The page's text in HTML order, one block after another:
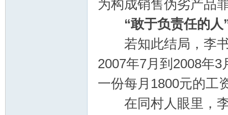
为构成销售伪劣产品
“敢于负责任的人
若知此结局，李书
2007年7月到2008年
一份每月1800元的工
在同村人眼里，李